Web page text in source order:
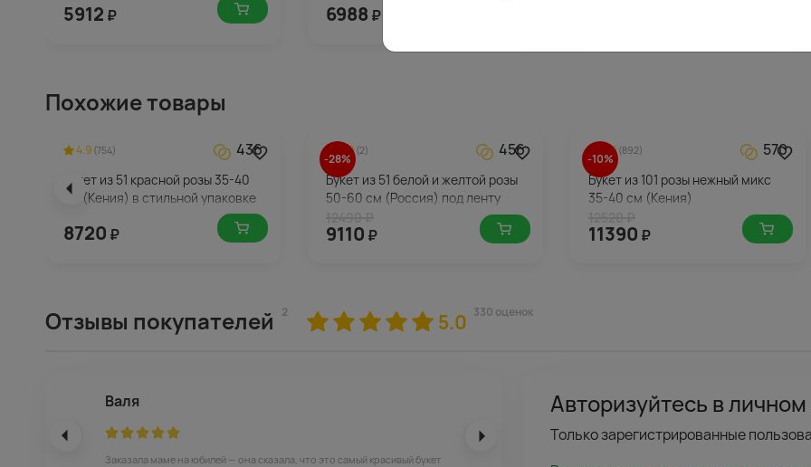
5912 ₽ 6988 ₽
Похожие товары
4.9 (754) 436
Букет из 51 красной розы 35-40
см (Кения) в стильной упаковке
8720 ₽
-28%
5.0(2) 456
Букет из 51 белой и желтой розы
50-60 см (Россия) под ленту
9110 ₽
-10%
5.0(892) 570
Букет из 101 розы нежный микс
35-40 см (Кения)
11390 ₽
Отзывы покупателей 2 5.0 330 оценок
Валя
Заказала маме на юбилей — она сказала, что это самый красивый букет
Авторизуйтесь в
Только зарегистрированные